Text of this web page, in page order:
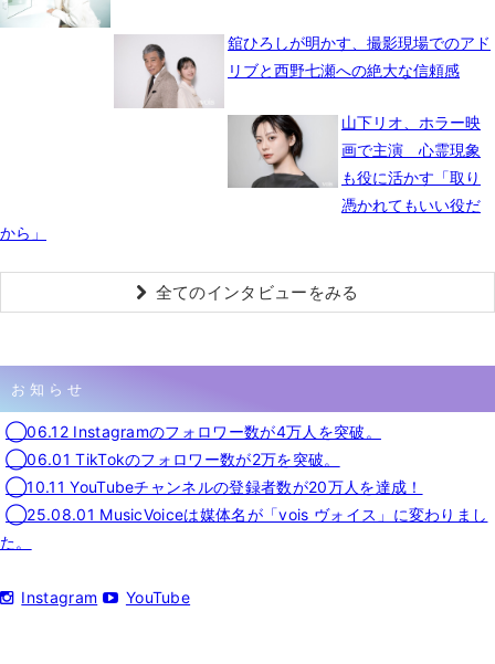
舘ひろしが明かす、撮影現場でのアド
リブと西野七瀬への絶大な信頼感
山下リオ、ホラー映
画で主演 心霊現象
も役に活かす「取り
憑かれてもいい役だ
から」
全てのインタビューをみる
お知らせ
◯06.12 Instagramのフォロワー数が4万人を突破。
◯06.01 TikTokのフォロワー数が2万を突破。
◯10.11 YouTubeチャンネルの登録者数が20万人を達成！
◯25.08.01 MusicVoiceは媒体名が「vois ヴォイス」に変わりまし
た。
Instagram YouTube